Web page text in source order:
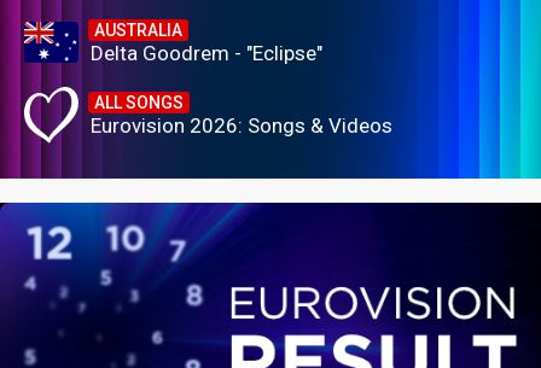
AUSTRALIA
Delta Goodrem - "Eclipse"
ALL SONGS
Eurovision 2026: Songs & Videos